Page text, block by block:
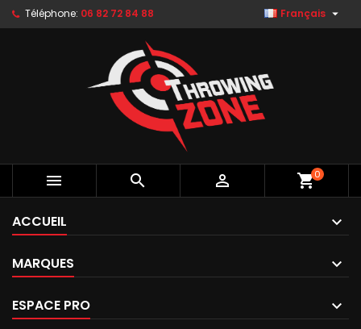
Téléphone: 06 82 72 84 88 Français 
   shopping_cart0
ACCUEIL
MARQUES
ESPACE PRO